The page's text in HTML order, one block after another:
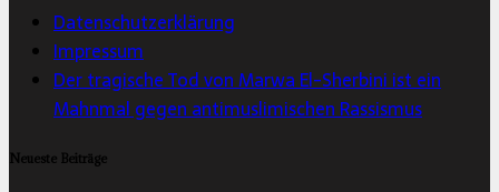
Datenschutzerklärung
Impressum
Der tragische Tod von Marwa El-Sherbini ist ein
Mahnmal gegen antimuslimischen Rassismus
Neueste Beiträge